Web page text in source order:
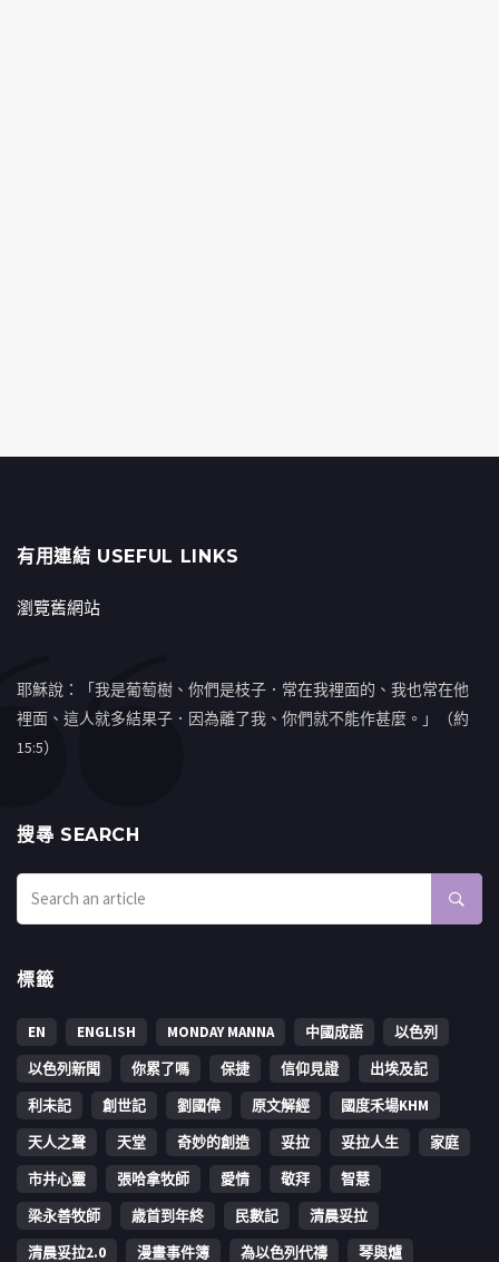
有用連結 USEFUL LINKS
瀏覽舊網站
耶穌說：「我是葡萄樹、你們是枝子．常在我裡面的、我也常在他
裡面、這人就多結果子．因為離了我、你們就不能作甚麼。」（約
15:5）
搜㝷 SEARCH
標籤
EN ENGLISH MONDAY MANNA 中國成語
以色列
以色列新聞
你累了嗎 保捷 信仰見證
出埃及記
利未記
創世記 劉國偉 原文解經
國度禾場KHM
天人之聲
天堂 奇妙的創造 妥拉 妥拉人生
家庭
市井心靈
張哈拿牧師 愛情 敬拜
智慧
梁永善牧師
歳首到年終 民數記
清晨妥拉
清晨妥拉2.0
漫畫事件簿 為以色列代禱 琴與爐